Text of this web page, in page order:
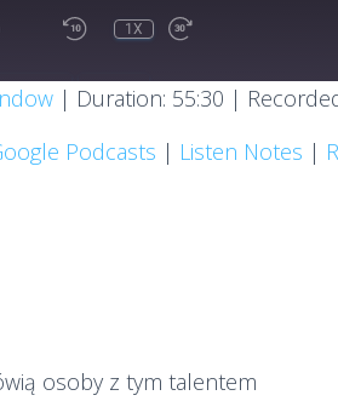
MUTE/UNMUTE
REWIND
SECONDS
1X
30
SECONDS
SHARE
| Duration: 55:30 |
Podcasts | Listen Notes |
osoby z tym talentem